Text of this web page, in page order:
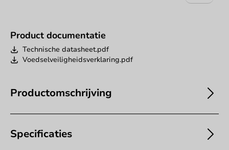
Product documentatie
Technische datasheet.pdf
Voedselveiligheidsverklaring.pdf
Productomschrijving
Specificaties